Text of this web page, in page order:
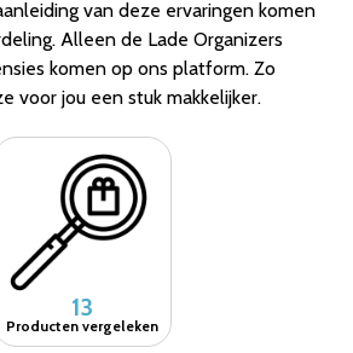
van deze ervaringen komen
Alleen de Lade Organizers
komen op ons platform. Zo
voor jou een stuk makkelijker.
13
Producten vergeleken